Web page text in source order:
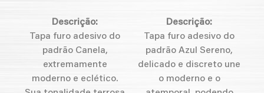
Descrição:
Tapa furo adesivo do
padrão Canela,
extremamente
moderno e eclético.
Descrição:
Tapa furo adesivo do
padrão Azul Sereno,
delicado e discreto une
o moderno e o